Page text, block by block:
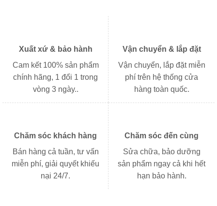
Xuất xứ & bảo hành
Cam kết 100% sản phẩm
chính hãng, 1 đổi 1 trong
vòng 3 ngày..
Vận chuyển & lắp đặt
Vận chuyển, lắp đặt miễn
phí trên hệ thống cửa
hàng toàn quốc.
Chăm sóc khách hàng
Bán hàng cả tuần, tư vấn
miễn phí, giải quyết khiếu
nại 24/7.
Chăm sóc đến cùng
Sửa chữa, bảo dưỡng
sản phẩm ngay cả khi hết
hạn bảo hành.